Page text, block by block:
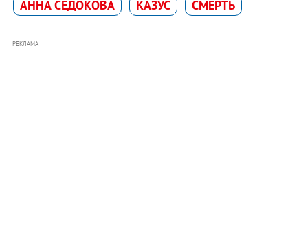
АННА СЕДОКОВА КАЗУС СМЕРТЬ
РЕКЛАМА